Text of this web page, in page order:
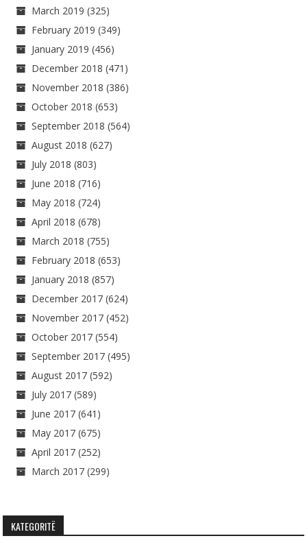
March 2019 (325)
February 2019 (349)
January 2019 (456)
December 2018 (471)
November 2018 (386)
October 2018 (653)
September 2018 (564)
August 2018 (627)
July 2018 (803)
June 2018 (716)
May 2018 (724)
April 2018 (678)
March 2018 (755)
February 2018 (653)
January 2018 (857)
December 2017 (624)
November 2017 (452)
October 2017 (554)
September 2017 (495)
August 2017 (592)
July 2017 (589)
June 2017 (641)
May 2017 (675)
April 2017 (252)
March 2017 (299)
KATEGORITË